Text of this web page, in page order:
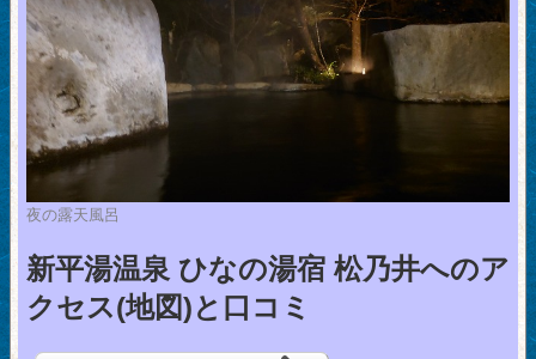
夜の露天風呂
新平湯温泉 ひなの湯宿 松乃井へのア
クセス(地図)と口コミ